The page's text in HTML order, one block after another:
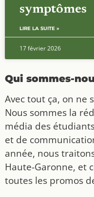
symptômes
LIRE LA SUITE »
17 février 2026
Qui sommes-
Avec tout ça, on ne
Nous sommes la
média des
et de
année, nous
Haute-Garonne, et
toutes les promos